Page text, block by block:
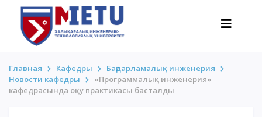
ТАЛАПКЕРЛЕР
Главная Кафедры
Бағдарламалық инженерия
Новости кафедры
«Программалық инженерия»
кафедрасында оқу практикасы басталды